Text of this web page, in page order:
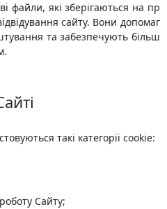
файли, які зберігаються на пр
сайту. Вони допомаг
та забезпечують більш
такі категорії cookie:
Сайту;